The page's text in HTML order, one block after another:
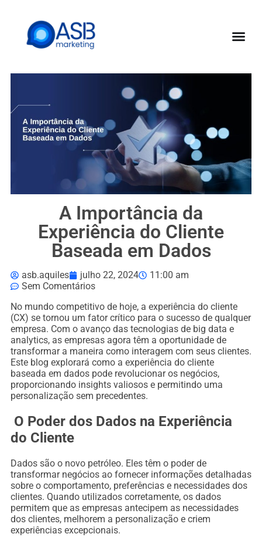
A Importância da
Experiência do Cliente
Baseada em Dados
asb.aquiles julho 22, 2024
11:00 am
Sem Comentários
No mundo competitivo de hoje, a experiência do cliente
(CX) se tornou um fator crítico para o sucesso de qualquer
empresa. Com o avanço das tecnologias de big data e
analytics, as empresas agora têm a oportunidade de
transformar a maneira como interagem com seus clientes.
Este blog explorará como a experiência do cliente
baseada em dados pode revolucionar os negócios,
proporcionando insights valiosos e permitindo uma
personalização sem precedentes.
O Poder dos Dados na Experiência
do Cliente
Dados são o novo petróleo. Eles têm o poder de
transformar negócios ao fornecer informações detalhadas
sobre o comportamento, preferências e necessidades dos
clientes. Quando utilizados corretamente, os dados
permitem que as empresas antecipem as necessidades
dos clientes, melhorem a personalização e criem
experiências excepcionais.